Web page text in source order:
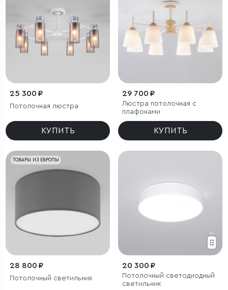
25 300 ₽
Потолочная люстра
КУПИТЬ
29 700 ₽
Люстра потолочная с
плафонами
КУПИТЬ
ТОВАРЫ ИЗ ЕВРОПЫ
28 800 ₽
Потолочный светильник
20 300 ₽
Потолочный светодиодный
светильник